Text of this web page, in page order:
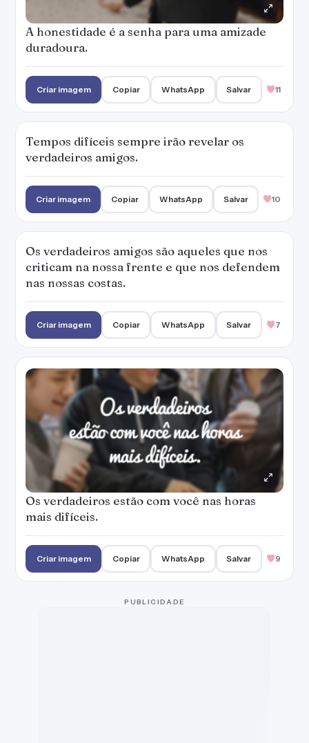
A honestidade é a senha para uma amizade
duradoura.
Criar imagem Copiar WhatsApp Salvar 11
Tempos difíceis sempre irão revelar os
verdadeiros amigos.
Criar imagem Copiar WhatsApp Salvar 10
Os verdadeiros amigos são aqueles que nos
criticam na nossa frente e que nos defendem
nas nossas costas.
Criar imagem Copiar WhatsApp Salvar 7
Os verdadeiros estão com você nas horas
mais difíceis.
Criar imagem Copiar WhatsApp Salvar 9
PUBLICIDADE